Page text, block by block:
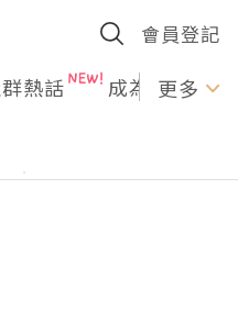
會員登記
熱話 成為U更多